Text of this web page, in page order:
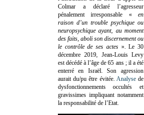
Colmar a déclaré l’agresseur
pénalement irresponsable «en
raison d’un trouble psychique ou
neuropsychique ayant, au moment
des faits, aboli son discernement ou
le contrôle de ses actes». Le 30
décembre 2019, Jean-Louis Levy
est décédé à l’âge de 65 ans ; il a été
enterré en Israël. Son agression
aurait du/pu être évitée. Analysede
dysfonctionnements occultés et
gravissimes impliquant notamment
la responsabilité de l’Etat.